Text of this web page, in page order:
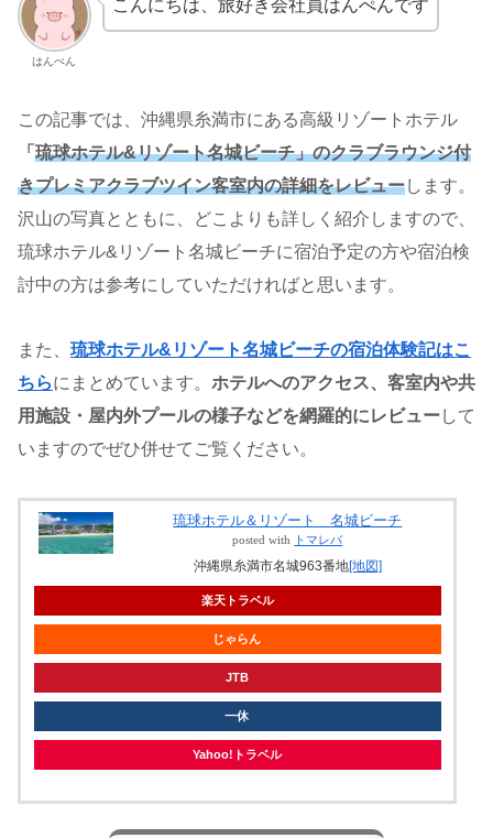
はんぺん
こんにちは、旅好き会社員はんぺんです
この記事では、沖縄県糸満市にある高級リゾートホテル
「 琉球ホテル&リゾート名城ビーチ」のクラブラウンジ付
きプレミアクラブツイン客室内の詳細をレビューします。
沢山の写真とともに、どこよりも詳しく紹介しますので、
琉球ホテル&リゾート名城ビーチに宿泊予定の方や宿泊検
討中の方は参考にしていただければと思います。
また、 琉球ホテル&リゾート名城ビーチの宿泊体験記はこ
ちらにまとめています。 ホテルへのアクセス、客室内や共
用施設・屋内外プールの様子などを網羅的にレビューして
いますのでぜひ併せてご覧ください。
琉球ホテル＆リゾート 名城ビーチ
posted with トマレバ
沖縄県糸満市名城963番地[地図]
楽天トラベル
じゃらん
JTB
一休
Yahoo!トラベル